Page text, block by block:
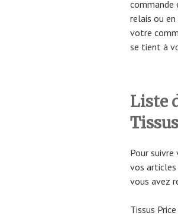
commande
relais ou en
votre
se tient à
Liste
Pour
vos articles
vous avez
Tissus